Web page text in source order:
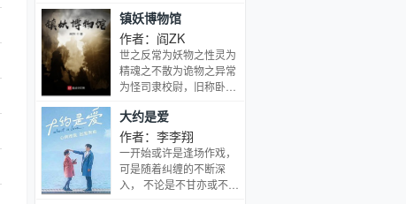
的？”郭林：“我说你做线
人能不能做的低调点？”
郭林：“你就这么怕坐
牢？”乔加：“我跟你说
过，我可以死，但是不可
乔加：“郭林，我可以坐
牢，但是你不可以
死……”刑警大队缉毒组
腹黑精英VS痞子渣属性
小混混线人强强互攻慎入
镇妖博物馆
作者：阎ZK
世之反常为妖物之性灵为
精魂之不散为诡物之异常
为怪司隶校尉，旧称卧
之事，捕奸滑之徒。全球
范围内的灵气和神秘复
苏，人类摸索着走上修行
道路，潜藏在传说中的妖
精鬼怪一一浮现，阴影处
大约是爱
作者：李李翔
一开始或许是逢场作戏，
可是随着纠缠的不断深
入， 不论是不甘亦或不